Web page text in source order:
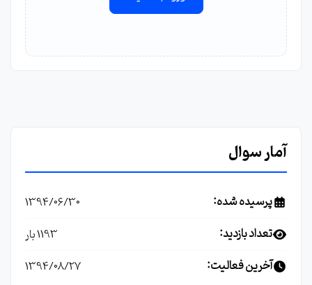
آمار سوال
پرسیده شده: 1394/06/30
تعداد بازدید: 1193 بار
آخرین فعالیت: 1394/08/27